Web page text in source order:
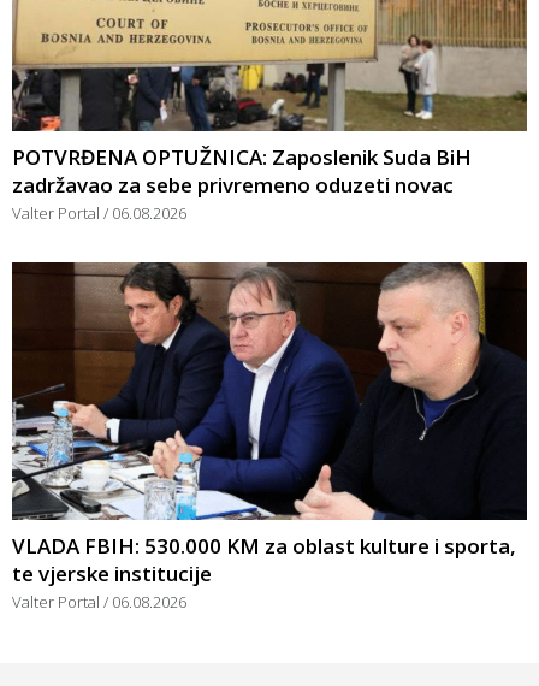
POTVRĐENA OPTUŽNICA: Zaposlenik Suda BiH
zadržavao za sebe privremeno oduzeti novac
Valter Portal 06.08.2026
VLADA FBIH: 530.000 KM za oblast kulture i sporta,
te vjerske institucije
Valter Portal 06.08.2026